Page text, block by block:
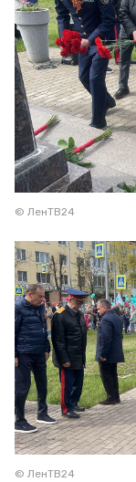
© ЛенТВ24
© ЛенТВ24